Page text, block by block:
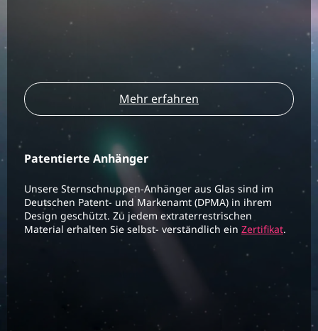
Mehr erfahren
Patentierte Anhänger
Unsere Sternschnuppen-Anhänger aus Glas sind im
Deutschen Patent- und Markenamt (DPMA) in ihrem
Design geschützt. Zu jedem extraterrestrischen
Material erhalten Sie selbst- verständlich ein Zertifikat.